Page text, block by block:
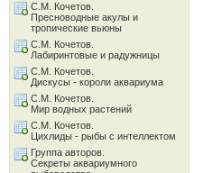
С.М. Кочетов.
Пресноводные акулы и
тропические вьюны
С.М. Кочетов.
Лабиринтовые и радужницы
С.М. Кочетов.
Дискусы - короли аквариума
С.М. Кочетов.
Мир водных растений
С.М. Кочетов.
Цихлиды - рыбы с интеллектом
Группа авторов.
Секреты аквариумного